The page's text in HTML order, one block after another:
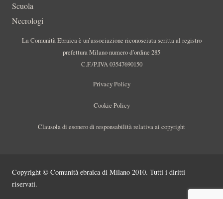
Scuola
Necrologi
La Comunità Ebraica è un’associazione riconosciuta scritta al registro
prefettura Milano numero d’ordine 285
C.F./P.IVA 03547690150
Privacy Policy
Cookie Policy
Clausola di esonero di responsabilità relativa ai copyright
Copyright © Comunità ebraica di Milano 2010. Tutti i diritti
riservati.